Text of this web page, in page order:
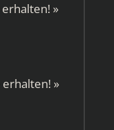
erhalten! »
erhalten! »